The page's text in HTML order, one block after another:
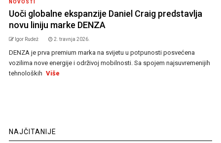
NOVOSTI
Uoči globalne ekspanzije Daniel Craig predstavlja
novu liniju marke DENZA
Igor Rudež 2. travnja 2026.
DENZA je prva premium marka na svijetu u potpunosti posvećena
vozilima nove energije i održivoj mobilnosti. Sa spojem najsuvremenijih
tehnoloških Više
NAJČITANIJE